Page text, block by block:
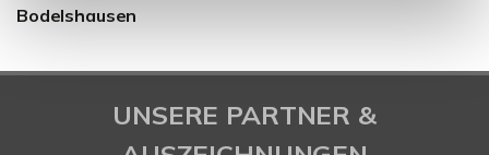
Bodelshausen
UNSERE PARTNER &